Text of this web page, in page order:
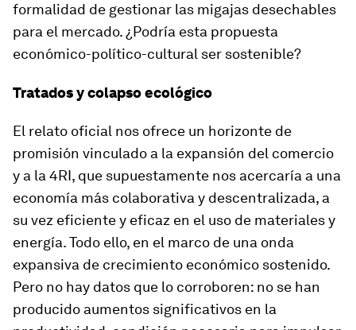
formalidad de gestionar las migajas desechables
para el mercado. ¿Podría esta propuesta
económico-político-cultural ser sostenible?
Tratados y colapso ecológico
El relato oficial nos ofrece un horizonte de
promisión vinculado a la expansión del comercio
y a la 4RI, que supuestamente nos acercaría a una
economía más colaborativa y descentralizada, a
su vez eficiente y eficaz en el uso de materiales y
energía. Todo ello, en el marco de una onda
expansiva de crecimiento económico sostenido.
Pero no hay datos que lo corroboren: no se han
producido aumentos significativos en la